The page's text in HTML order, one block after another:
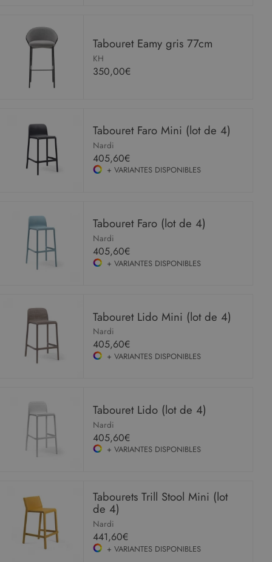
Tabouret Eamy gris 77cm
KH
350,00€
Tabouret Faro Mini (lot de 4)
Nardi
405,60€
+ VARIANTES DISPONIBLES
Tabouret Faro (lot de 4)
Nardi
405,60€
+ VARIANTES DISPONIBLES
Tabouret Lido Mini (lot de 4)
Nardi
405,60€
+ VARIANTES DISPONIBLES
Tabouret Lido (lot de 4)
Nardi
405,60€
+ VARIANTES DISPONIBLES
Tabourets Trill Stool Mini (lot
de 4)
Nardi
441,60€
+ VARIANTES DISPONIBLES